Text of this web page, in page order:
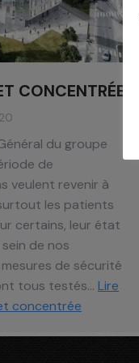
CONCENTRÉE
du groupe
de
veulent revenir à
les patients
certains, leur état
de nos
de sécurité
tous testés… Lire
concentrée